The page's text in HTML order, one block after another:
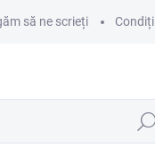
să ne scrieți